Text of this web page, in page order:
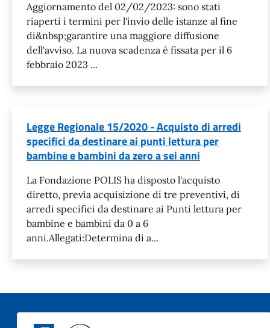
Aggiornamento del 02/02/2023: sono stati
riaperti i termini per l'invio delle istanze al fine
di&nbsp;garantire una maggiore diffusione
dell'avviso. La nuova scadenza è fissata per il 6
febbraio 2023 ...
Legge Regionale 15/2020 - Acquisto di arredi
specifici da destinare ai punti lettura per
bambine e bambini da zero a sei anni
La Fondazione POLIS ha disposto l'acquisto
diretto, previa acquisizione di tre preventivi, di
arredi specifici da destinare ai Punti lettura per
bambine e bambini da 0 a 6
anni.Allegati:Determina di a...